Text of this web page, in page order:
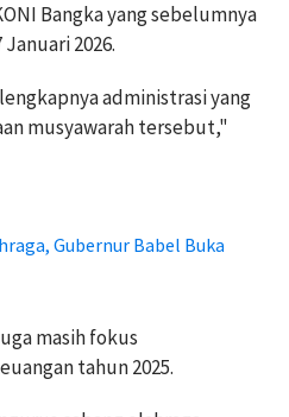
Bangka yang sebelumnya
2026.
administrasi yang
musyawarah tersebut,"
Gubernur Babel Buka
masih fokus
tahun 2025.